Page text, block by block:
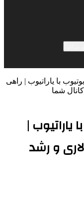
با یاراتیوب | راهی
شما
|
و رشد